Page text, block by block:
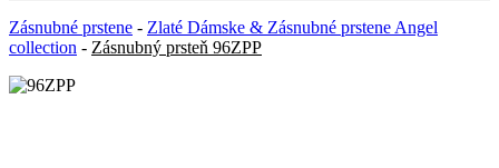
Zásnubné prstene - Zlaté Dámske & Zásnubné prstene Angel
collection - Zásnubný prsteň 96ZPP